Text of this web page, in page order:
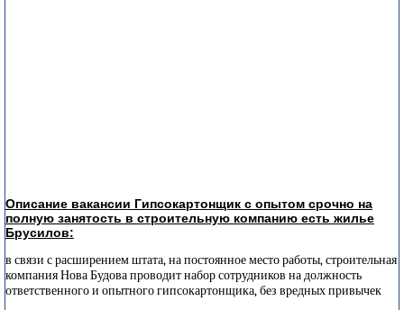
Описание вакансии Гипсокартонщик с опытом срочно на
полную занятость в строительную компанию есть жилье
Брусилов:
в связи с расширением штата, на постоянное место работы, строительная
компания Нова Будова проводит набор сотрудников на должность
ответственного и опытного гипсокартонщика, без вредных привычек